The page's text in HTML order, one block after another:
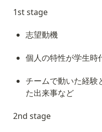
1st stage
志望動機
個人の特性が学生時
チームで動いた経験
た出来事など
2nd stage